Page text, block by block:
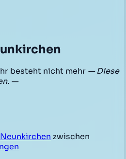
besteht nicht mehr — Diese
—
Neunkirchen zwischen